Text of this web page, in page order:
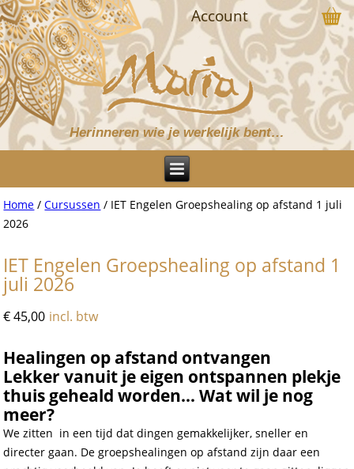
Herinneren wie je werkelijk bent…
Account
Home /Cursussen / IET Engelen Groepshealing op afstand 1 juli
2026
IET Engelen Groepshealing op afstand 1
juli 2026
€45,00 incl. btw
Healingen op afstand ontvangen
Lekker vanuit je eigen ontspannen plekje
thuis geheald worden... Wat wil je nog
meer?
We zitten in een tijd dat dingen gemakkelijker, sneller en
directer gaan. De groepshealingen op afstand zijn daar een